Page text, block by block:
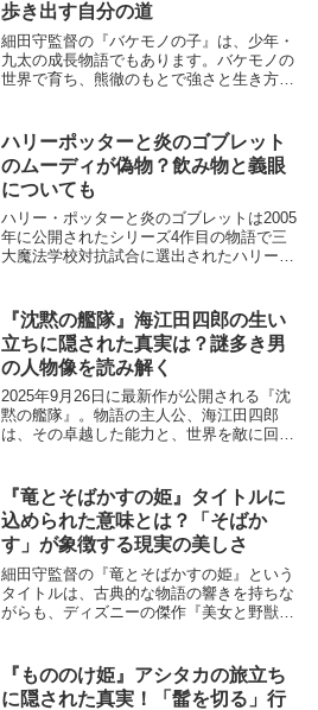
歩き出す自分の道
細田守監督の『バケモノの子』は、少年・
九太の成長物語でもあります。バケモノの
世界で育ち、熊徹のもとで強さと生き方を
の過程には、葛藤、喪失、そして自立とい
う成長の物語...
ハリーポッターと炎のゴブレット
のムーディが偽物？飲み物と義眼
についても
ハリー・ポッターと炎のゴブレットは2005
年に公開されたシリーズ4作目の物語で三
大魔法学校対抗試合に選出されたハリー・
ーについて気になった点を記事にしていき
たいと思...
『沈黙の艦隊』海江田四郎の生い
立ちに隠された真実は？謎多き男
の人物像を読み解く
2025年9月26日に最新作が公開される『沈
黙の艦隊』。物語の主人公、海江田四郎
は、その卓越した能力と、世界を敵に回す
く、その生い立ちやプライベートな部分は
ほとんど...
『竜とそばかすの姫』タイトルに
込められた意味とは？「そばか
す」が象徴する現実の美しさ
細田守監督の『竜とそばかすの姫』という
タイトルは、古典的な物語の響きを持ちな
がらも、ディズニーの傑作『美女と野獣』
います。なぜ監督は「美女と野獣」ではな
く「竜とそば...
『もののけ姫』アシタカの旅立ち
に隠された真実！「髷を切る」行